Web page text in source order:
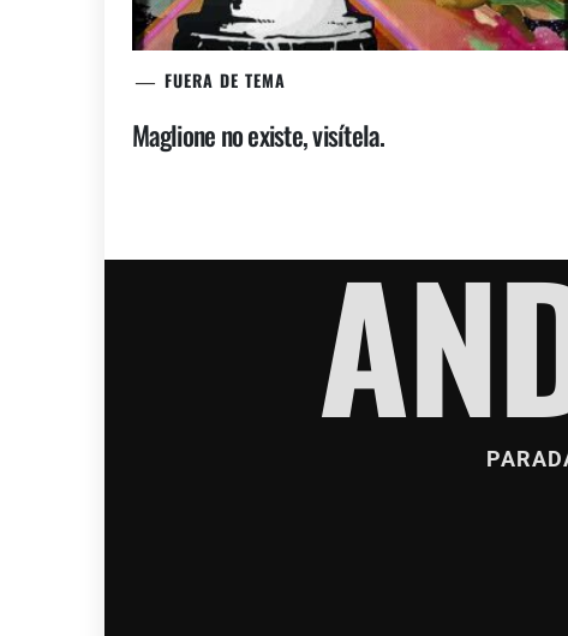
FUERA DE TEMA
Maglione no existe, visítela.